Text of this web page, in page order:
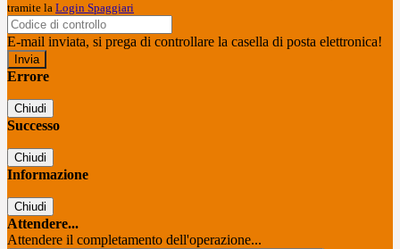
tramite la Login Spaggiari
E-mail inviata, si prega di controllare la casella di posta elettronica!
Errore
Chiudi
Successo
Chiudi
Informazione
Chiudi
Attendere...
Attendere il completamento dell'operazione...